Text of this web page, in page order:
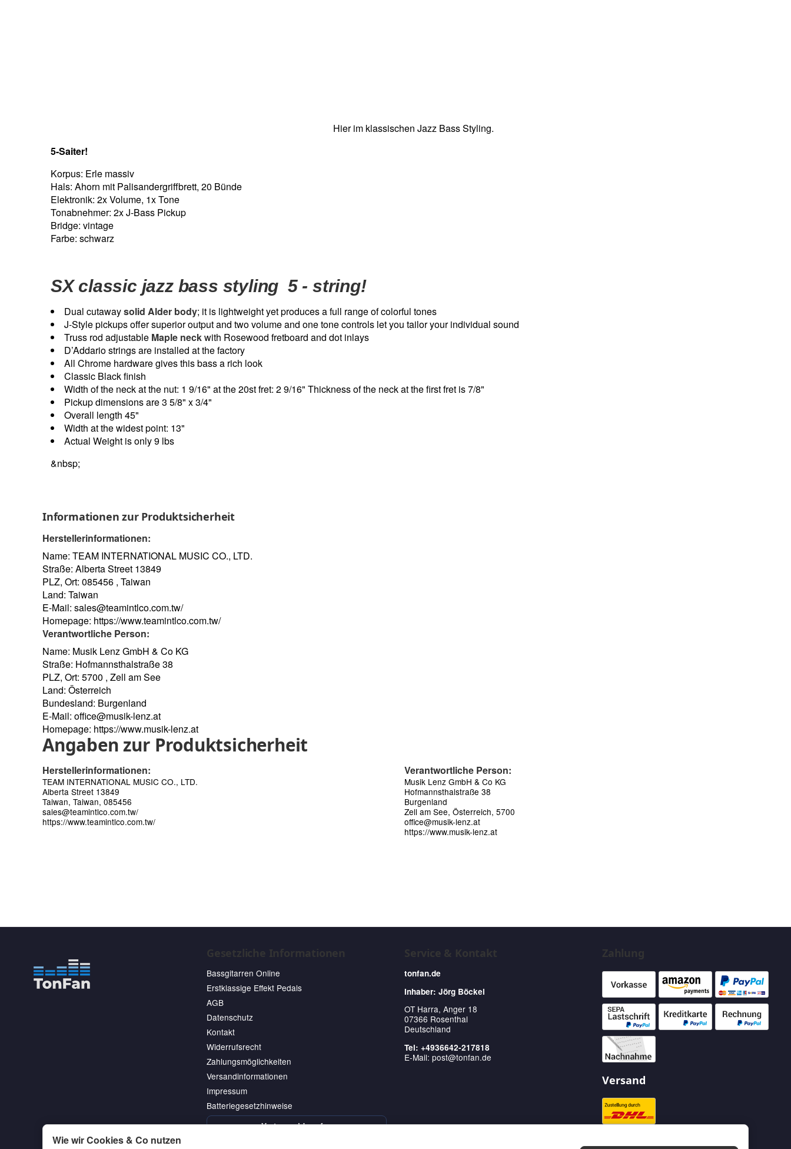
Hier im klassischen Jazz Bass Styling.
5-Saiter!
Korpus: Erle massiv
Hals: Ahorn mit Palisandergriffbrett, 20 Bünde
Elektronik: 2x Volume, 1x Tone
Tonabnehmer: 2x J-Bass Pickup
Bridge: vintage
Farbe: schwarz
SX classic jazz bass styling 5 - string!
Dual cutawaysolid Alder body; it is lightweight yet produces a full range of colorful tones
J-Style pickups offer superior output and two volume and one tone controls let you tailor your individual sound
Truss rod adjustable Maple neckwith Rosewood fretboard and dot inlays
D’Addario strings are installed at the factory
All Chrome hardware gives this bass a rich look
Classic Black finish
Width of the neck at the nut: 1 9/16" at the 20st fret: 2 9/16" Thickness of the neck at the first fret is 7/8"
Pickup dimensions are 3 5/8" x 3/4"
Overall length 45"
Width at the widest point: 13"
Actual Weight is only 9 lbs
&nbsp;
Informationen zur Produktsicherheit
Herstellerinformationen:
Name: TEAM INTERNATIONAL MUSIC CO., LTD.
Straße: Alberta Street 13849
PLZ, Ort: 085456 , Taiwan
Land: Taiwan
E-Mail: sales@teamintlco.com.tw/
Homepage: https://www.teamintlco.com.tw/
Verantwortliche Person:
Name: Musik Lenz GmbH & Co KG
Straße: Hofmannsthalstraße 38
PLZ, Ort: 5700 , Zell am See
Land: Österreich
Bundesland: Burgenland
E-Mail: office@musik-lenz.at
Homepage: https://www.musik-lenz.at
Angaben zur Produktsicherheit
Herstellerinformationen:
TEAM INTERNATIONAL MUSIC CO., LTD.
Alberta Street 13849
Taiwan, Taiwan, 085456
sales@teamintlco.com.tw/
https://www.teamintlco.com.tw/
Verantwortliche Person:
Musik Lenz GmbH & Co KG
Hofmannsthalstraße 38
Burgenland
Zell am See, Österreich, 5700
office@musik-lenz.at
https://www.musik-lenz.at
Gesetzliche Informationen
Bassgitarren Online
Erstklassige Effekt Pedals
AGB
Datenschutz
Kontakt
Widerrufsrecht
Zahlungsmöglichkeiten
Versandinformationen
Impressum
Batteriegesetzhinweise
Vertrag widerrufen
Service & Kontakt
tonfan.de
Inhaber: Jörg Böckel
OT Harra, Anger 18
07366 Rosenthal
Deutschland
Tel: +4936642-217818
E-Mail: post@tonfan.de
Versand
Wie wir Cookies & Co nutzen